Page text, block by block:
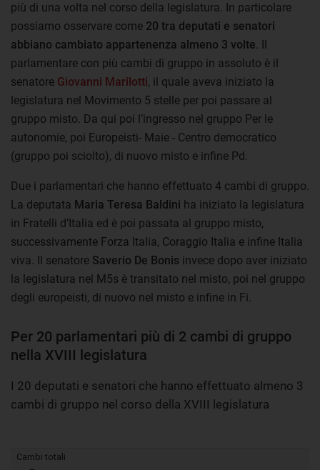
più di una volta nel corso della legislatura. In particolare
possiamo osservare come 20 tra deputati e senatori
abbiano cambiato appartenenza almeno 3 volte . Il
parlamentare con più cambi di gruppo in assoluto è il
senatore Giovanni Marilotti, il quale aveva iniziato la
legislatura nel Movimento 5 stelle per poi passare al
gruppo misto. Da qui poi l’ingresso nel gruppo Per le
autonomie, poi Europeisti- Maie - Centro democratico
(gruppo poi sciolto), di nuovo misto e infine Pd.
Due i parlamentari che hanno effettuato 4 cambi di gruppo.
La deputata Maria Teresa Baldini ha iniziato la legislatura
in Fratelli d’Italia ed è poi passata al gruppo misto,
successivamente Forza Italia, Coraggio Italia e infine Italia
viva. Il senatore Saverio De Bonis invece dopo aver iniziato
la legislatura nel M5s è transitato nel misto, poi nel gruppo
degli europeisti, di nuovo nel misto e infine in Fi.
Per 20 parlamentari più di 2 cambi di gruppo
nella XVIII legislatura
I 20 deputati e senatori che hanno effettuato almeno 3
cambi di gruppo nel corso della XVIII legislatura